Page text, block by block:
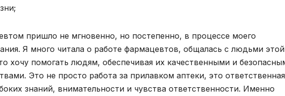
пришло не мгновенно, но постепенно, в процессе моего
Я много читала о работе фармацевтов, общалась с людьми этой
хочу помогать людям, обеспечивая их качественными и
Это не просто работа за прилавком аптеки, это ответственная
знаний, внимательности и чувства ответственности. Именно